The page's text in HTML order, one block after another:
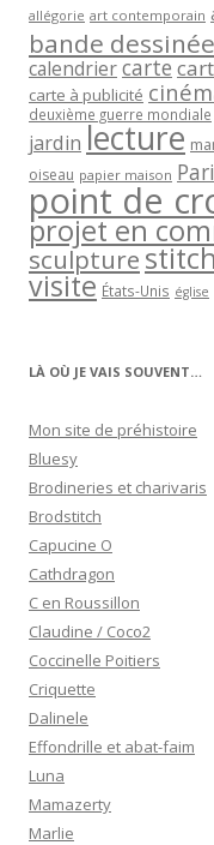
allégorie art contemporain
bande dessinée
calendriercarte
carte à publicité
deuxième guerre mondiale
jardin lecture
oiseau papier maison
point de
projet en
sculpture
visite États-Unis église
LÀ OÙ JE VAIS SOUVENT…
Mon site de préhistoire
Bluesy
Brodineries et charivaris
Brodstitch
Capucine O
Cathdragon
C en Roussillon
Claudine / Coco2
Coccinelle Poitiers
Criquette
Dalinele
Effondrille et abat-faim
Luna
Mamazerty
Marlie